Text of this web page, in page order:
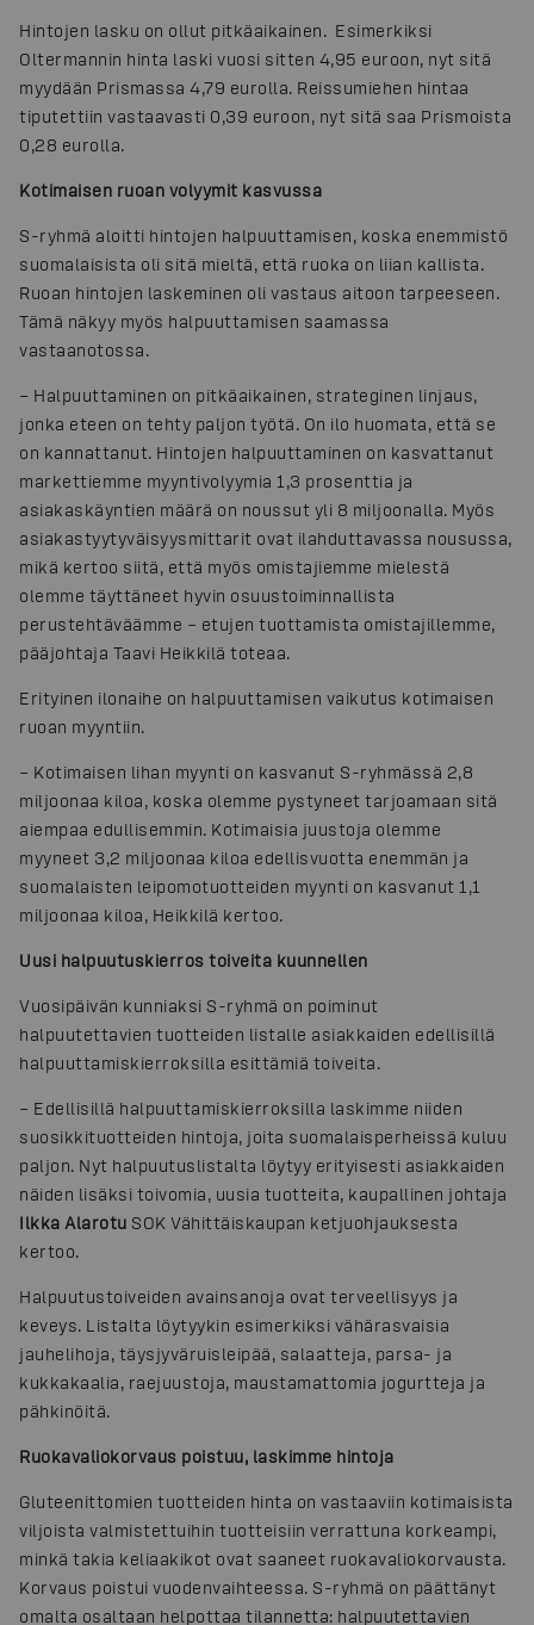
Hintojen lasku on ollut pitkäaikainen. Esimerkiksi
Oltermannin hinta laski vuosi sitten 4,95 euroon, nyt sitä
myydään Prismassa 4,79 eurolla. Reissumiehen hintaa
tiputettiin vastaavasti 0,39 euroon, nyt sitä saa Prismoista
0,28 eurolla.
Kotimaisen ruoan volyymit kasvussa
S-ryhmä aloitti hintojen halpuuttamisen, koska enemmistö
suomalaisista oli sitä mieltä, että ruoka on liian kallista.
Ruoan hintojen laskeminen oli vastaus aitoon tarpeeseen.
Tämä näkyy myös halpuuttamisen saamassa
vastaanotossa.
– Halpuuttaminen on pitkäaikainen, strateginen linjaus,
jonka eteen on tehty paljon työtä. On ilo huomata, että se
on kannattanut. Hintojen halpuuttaminen on kasvattanut
markettiemme myyntivolyymia 1,3 prosenttia ja
asiakaskäyntien määrä on noussut yli 8 miljoonalla. Myös
asiakastyytyväisyysmittarit ovat ilahduttavassa nousussa,
mikä kertoo siitä, että myös omistajiemme mielestä
olemme täyttäneet hyvin osuustoiminnallista
perustehtäväämme – etujen tuottamista omistajillemme,
pääjohtaja Taavi Heikkilä toteaa.
Erityinen ilonaihe on halpuuttamisen vaikutus kotimaisen
ruoan myyntiin.
– Kotimaisen lihan myynti on kasvanut S-ryhmässä 2,8
miljoonaa kiloa, koska olemme pystyneet tarjoamaan sitä
aiempaa edullisemmin. Kotimaisia juustoja olemme
myyneet 3,2 miljoonaa kiloa edellisvuotta enemmän ja
suomalaisten leipomotuotteiden myynti on kasvanut 1,1
miljoonaa kiloa, Heikkilä kertoo.
Uusi halpuutuskierros toiveita kuunnellen
Vuosipäivän kunniaksi S-ryhmä on poiminut
halpuutettavien tuotteiden listalle asiakkaiden edellisillä
halpuuttamiskierroksilla esittämiä toiveita.
– Edellisillä halpuuttamiskierroksilla laskimme niiden
suosikkituotteiden hintoja, joita suomalaisperheissä kuluu
paljon. Nyt halpuutuslistalta löytyy erityisesti asiakkaiden
näiden lisäksi toivomia, uusia tuotteita, kaupallinen johtaja
Ilkka Alarotu SOK Vähittäiskaupan ketjuohjauksesta
kertoo.
Halpuutustoiveiden avainsanoja ovat terveellisyys ja
keveys. Listalta löytyykin esimerkiksi vähärasvaisia
jauhelihoja, täysjyväruisleipää, salaatteja, parsa- ja
kukkakaalia, raejuustoja, maustamattomia jogurtteja ja
pähkinöitä.
Ruokavaliokorvaus poistuu, laskimme hintoja
Gluteenittomien tuotteiden hinta on vastaaviin kotimaisista
viljoista valmistettuihin tuotteisiin verrattuna korkeampi,
minkä takia keliaakikot ovat saaneet ruokavaliokorvausta.
Korvaus poistui vuodenvaihteessa. S-ryhmä on päättänyt
omalta osaltaan helpottaa tilannetta: halpuutettavien